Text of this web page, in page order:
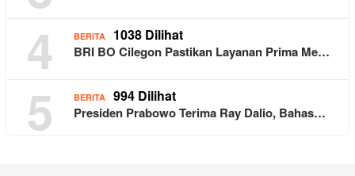
4 BERITA 1038 Dilihat
BRI BO Cilegon Pastikan Layanan Prima Me…
5 BERITA 994 Dilihat
Presiden Prabowo Terima Ray Dalio, Bahas…